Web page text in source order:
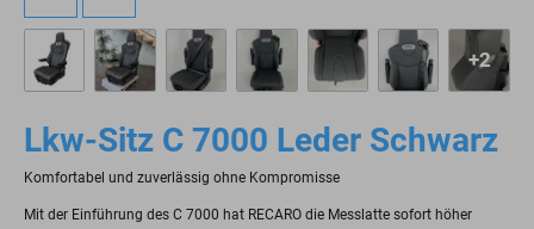
+2
Lkw-Sitz C 7000 Leder Schwarz
Komfortabel und zuverlässig ohne Kompromisse
Mit der Einführung des C 7000 hat RECARO die Messlatte sofort höher